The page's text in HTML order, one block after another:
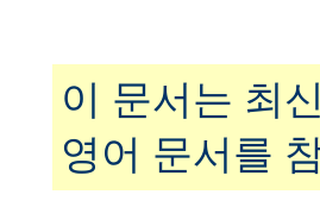
이 문서는 최
영어 문서를